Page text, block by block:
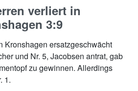
verliert in
3:9
Kronshagen ersatzgeschwächt
und Nr. 5, Jacobsen antrat, gab
zu gewinnen. Allerdings
1.